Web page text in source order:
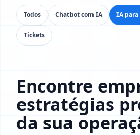
Todos Chatbot com IA IA
Tickets
Encontre
estratégias
da sua